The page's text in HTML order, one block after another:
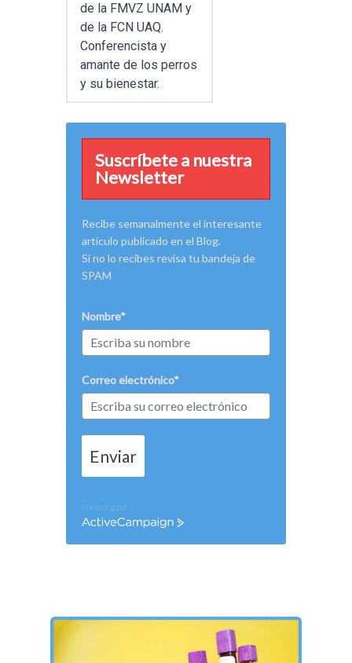
de la FMVZ UNAM y
de la FCN UAQ.
Conferencista y
amante de los perros
y su bienestar.
Suscríbete a nuestra
Newsletter
Recibe semanalmente el interesante
artículo publicado en el Blog.
Si no lo recibes revisa tu bandeja de
SPAM
Nombre*
Correo electrónico*
Enviar
Marketing por
ActiveCampaign